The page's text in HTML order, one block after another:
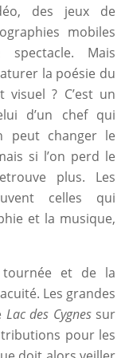
des jeux de
mobiles
spectacle. Mais
la poésie du
visuel ? C’est un
d’un chef qui
peut changer le
si l’on perd le
plus. Les
celles qui
et la musique,
et de la
Les grandes
Lac des Cygnessur
pour les